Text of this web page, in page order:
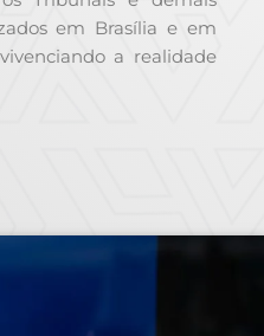
em Brasília e em
a realidade